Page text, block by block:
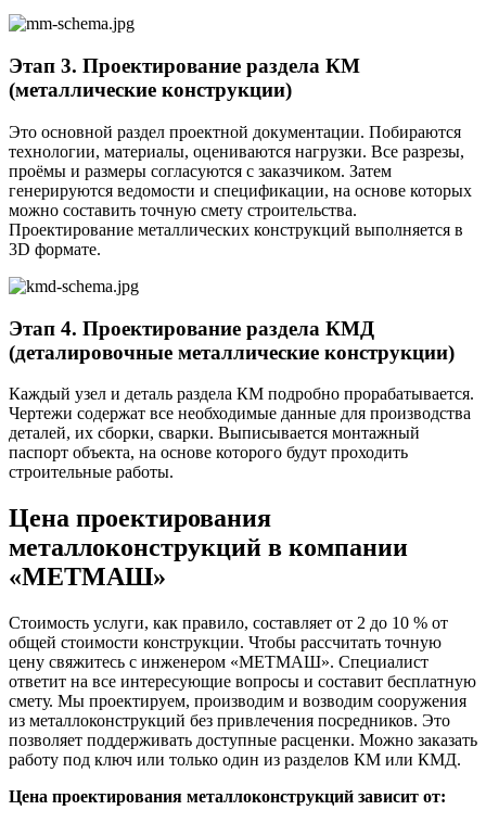
Этап 3. Проектирование раздела КМ
(металлические конструкции)
Это основной раздел проектной документации. Побираются
технологии, материалы, оцениваются нагрузки. Все разрезы,
проёмы и размеры согласуются с заказчиком. Затем
генерируются ведомости и спецификации, на основе которых
можно составить точную смету строительства.
Проектирование металлических конструкций выполняется в
3D формате.
Этап 4. Проектирование раздела КМД
(деталировочные металлические конструкции)
Каждый узел и деталь раздела КМ подробно прорабатывается.
Чертежи содержат все необходимые данные для производства
деталей, их сборки, сварки. Выписывается монтажный
паспорт объекта, на основе которого будут проходить
строительные работы.
Цена проектирования
металлоконструкций в компании
«МЕТМАШ»
Стоимость услуги, как правило, составляет от 2 до 10 % от
общей стоимости конструкции. Чтобы рассчитать точную
цену свяжитесь с инженером «МЕТМАШ». Специалист
ответит на все интересующие вопросы и составит бесплатную
смету. Мы проектируем, производим и возводим сооружения
из металлоконструкций без привлечения посредников. Это
позволяет поддерживать доступные расценки. Можно заказать
работу под ключ или только один из разделов КМ или КМД.
Цена проектирования металлоконструкций зависит от: